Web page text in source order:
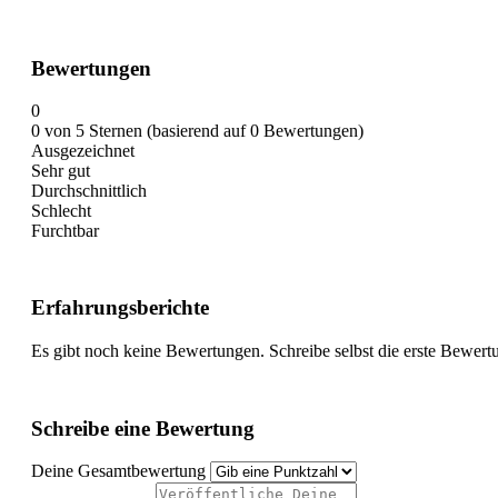
Bewertungen
0
0 von 5 Sternen (basierend auf 0 Bewertungen)
Ausgezeichnet
Sehr gut
Durchschnittlich
Schlecht
Furchtbar
Erfahrungsberichte
Es gibt noch keine Bewertungen. Schreibe selbst die erste
Schreibe eine Bewertung
Deine Gesamtbewertung